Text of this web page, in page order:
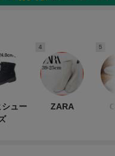
シュー
4
ZARA
5